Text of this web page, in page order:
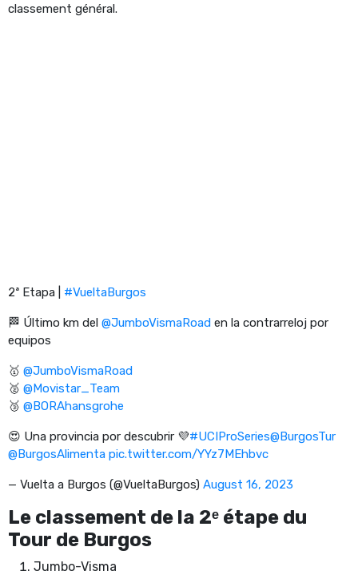
classement général.
2ª Etapa | #VueltaBurgos
🏁 Último km del @JumboVismaRoad en la contrarreloj por
equipos
🥇 @JumboVismaRoad
🥈 @Movistar_Team
🥉 @BORAhansgrohe
😍 Una provincia por descubrir 💜#UCIProSeries@BurgosTur
@BurgosAlimenta pic.twitter.com/YYz7MEhbvc
— Vuelta a Burgos (@VueltaBurgos) August 16, 2023
Le classement de la 2ᵉ étape du
Tour de Burgos
Jumbo-Visma